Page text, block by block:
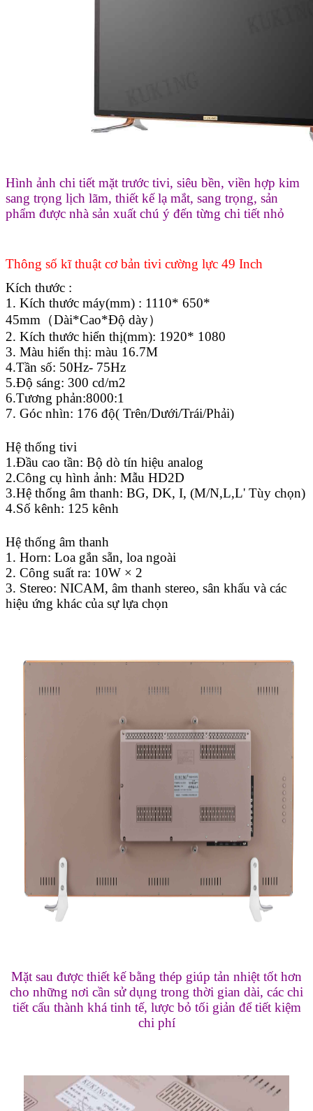
Hình ảnh chi tiết mặt trước tivi, siêu bền, viền hợp kim
sang trọng lịch lãm, thiết kế lạ mắt, sang trọng, sản
phẩm được nhà sản xuất chú ý đến từng chi tiết nhỏ
Thông số kĩ thuật cơ bản tivi cường lực 49 Inch
Kích thước :
1. Kích thước máy(mm) : 1110* 650*
45mm（Dài*Cao*Độ dày）
2. Kích thước hiển thị(mm): 1920* 1080
3. Màu hiển thị: màu 16.7M
4.Tần số: 50Hz- 75Hz
5.Độ sáng: 300 cd/m2
6.Tương phản:8000:1
7. Góc nhìn: 176 độ( Trên/Dưới/Trái/Phải)
Hệ thống tivi
1.Đầu cao tần: Bộ dò tín hiệu analog
2.Công cụ hình ảnh: Mẫu HD2D
3.Hệ thống âm thanh: BG, DK, I, (M/N,L,L' Tùy chọn)
4.Số kênh: 125 kênh
Hệ thống âm thanh
1. Horn: Loa gắn sẵn, loa ngoài
2. Công suất ra: 10W × 2
3. Stereo: NICAM, âm thanh stereo, sân khấu và các
hiệu ứng khác của sự lựa chọn
Mặt sau được thiết kế bằng thép giúp tản nhiệt tốt hơn
cho những nơi cần sử dụng trong thời gian dài, các chi
tiết cấu thành khá tinh tế, lược bỏ tối giản để tiết kiệm
chi phí